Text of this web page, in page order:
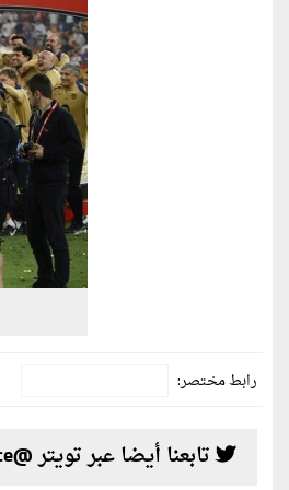
رابط مختصر:
تابعنا أيضا عبر تويتر @alwatanvoice